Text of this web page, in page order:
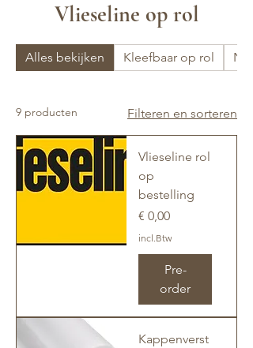
Vlieseline op rol
Alles bekijken Kleefbaar op rol
9 producten Filteren en sorteren
Vlieseline rol
op
bestelling
Prijs
€ 0,00
incl.Btw
Pre-
order
Kappenverst